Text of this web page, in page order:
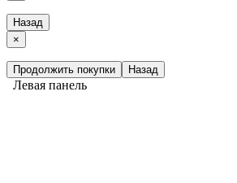
Назад
×
Продолжить покупки Назад
Левая панель